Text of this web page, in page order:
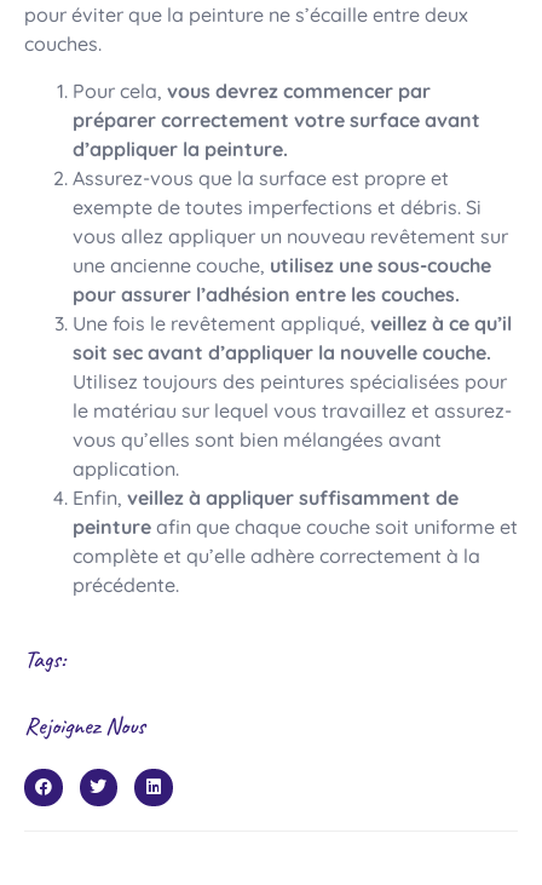
pour éviter que la peinture ne s’écaille entre deux
couches.
Pour cela, vous devrez commencer par
préparer correctement votre surface avant
d’appliquer la peinture.
Assurez-vous que la surface est propre et
exempte de toutes imperfections et débris. Si
vous allez appliquer un nouveau revêtement sur
une ancienne couche, utilisez une sous-couche
pour assurer l’adhésion entre les couches.
Une fois le revêtement appliqué, veillez à ce qu’il
soit sec avant d’appliquer la nouvelle couche.
Utilisez toujours des peintures spécialisées pour
le matériau sur lequel vous travaillez et assurez-
vous qu’elles sont bien mélangées avant
application.
Enfin, veillez à appliquer suffisamment de
peinture afin que chaque couche soit uniforme et
complète et qu’elle adhère correctement à la
précédente.
Tags:
Rejoignez Nous